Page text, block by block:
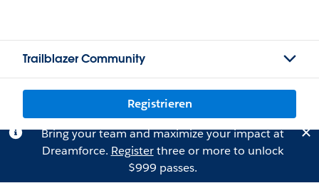
Trailblazer Community
Registrieren
Bring your team and maximize your impact at
Dreamforce. Registerthree or more to unlock
$999 passes.